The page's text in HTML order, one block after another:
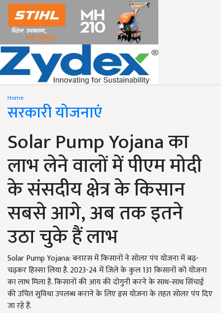
Home
सरकारी योजनाएं
Solar Pump Yojana का
लाभ लेने वालों में पीएम मोदी
के संसदीय क्षेत्र के किसान
सबसे आगे, अब तक इतने
उठा चुके हैं लाभ
Solar Pump Yojana: बनारस में किसानों ने सोलर पंप योजना में बढ़-
चढ़कर हिस्सा लिया है. 2023-24 में जिले के कुल 131 किसानों को योजना
का लाभ मिला है. किसानों की आय की दोगुनी करने के साथ-साथ सिंचाई
की उचित सुविधा उपलब्ध कराने के लिए इस योजना के तहत सोलर पंप दिए
जा रहे हैं.